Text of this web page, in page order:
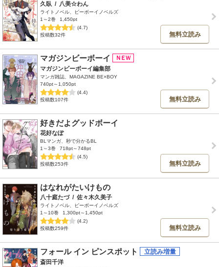
久臥 / 八美☆わん
ライトノベル、ビーボーイノベルズ
1～2巻
1,450pt
(4.7)
投稿数32件
無料立読み
マガジンビーボーイ
マガジンビーボーイ編集部
マンガ雑誌、MAGAZINE BE×BOY
740pt～1,050pt
(4.4)
投稿数107件
無料立読み
好きだよグッドボーイ
花好なぽ
BLマンガ、秒で分かるBL
1～3巻
718pt～748pt
(4.5)
投稿数253件
無料立読み
はなれがたいけもの
八十庭たづ / 佐々木久美子
ライトノベル、ビーボーイノベルズ
1～10巻
1,300pt～1,450pt
(4.2)
投稿数259件
無料立読み
フォール イン ピンスポット
斎田千洋